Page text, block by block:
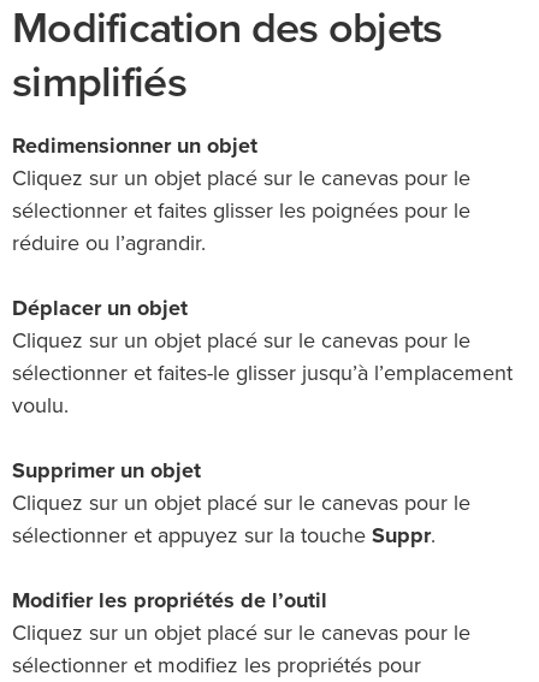
Modification des objets
simplifiés
Redimensionner un objet
Cliquez sur un objet placé sur le canevas pour le
sélectionner et faites glisser les poignées pour le
réduire ou l’agrandir.
Déplacer un objet
Cliquez sur un objet placé sur le canevas pour le
sélectionner et faites-le glisser jusqu’à l’emplacement
voulu.
Supprimer un objet
Cliquez sur un objet placé sur le canevas pour le
sélectionner et appuyez sur la touche Suppr.
Modifier les propriétés de l’outil
Cliquez sur un objet placé sur le canevas pour le
sélectionner et modifiez les propriétés pour